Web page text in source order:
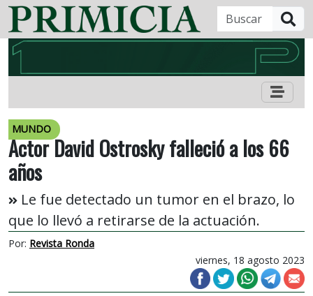
MUNDO
Actor David Ostrosky falleció a los 66
años
Le fue detectado un tumor en el brazo, lo
que lo llevó a retirarse de la actuación.
Por: Revista Ronda
viernes, 18 agosto 2023